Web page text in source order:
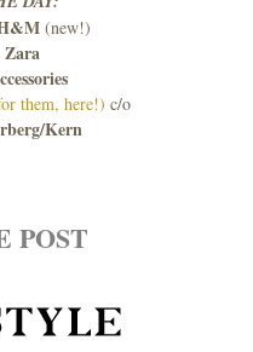
(new!)
Zara
them, here!) c/o
Kern
POST